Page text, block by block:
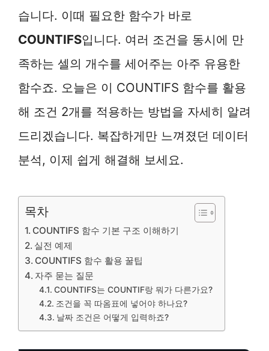
습니다. 이때 필요한 함수가 바로
COUNTIFS입니다. 여러 조건을 동시에 만
족하는 셀의 개수를 세어주는 아주 유용한
함수죠. 오늘은 이 COUNTIFS 함수를 활용
해 조건 2개를 적용하는 방법을 자세히 알려
드리겠습니다. 복잡하게만 느껴졌던 데이터
분석, 이제 쉽게 해결해 보세요.
목차
COUNTIFS 함수 기본 구조 이해하기
실전 예제
COUNTIFS 함수 활용 꿀팁
자주 묻는 질문
COUNTIFS는 COUNTIF랑 뭐가 다른가요?
조건을 꼭 따옴표에 넣어야 하나요?
날짜 조건은 어떻게 입력하죠?